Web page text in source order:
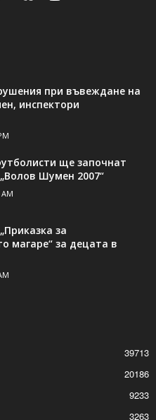
при въвеждане на
инспектори
ще започнат
Шумен 2007“
за
магаре“ за децата в
39713
20186
9233
3263